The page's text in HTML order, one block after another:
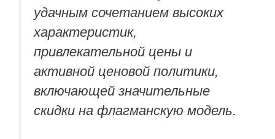
удачным сочетанием высоких
характеристик,
привлекательной цены и
активной ценовой политики,
включающей значительные
скидки на флагманскую модель.